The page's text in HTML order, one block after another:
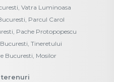
Vatra Luminoasa
Parcul Carol
Pache Protopopescu
Tineretului
Bucuresti, Mosilor
terenuri